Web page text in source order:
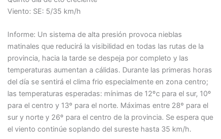
Viento: SE: 5/35 km/h
Informe: Un sistema de alta presión provoca nieblas
matinales que reducirá la visibilidad en todas las rutas de la
provincia, hacia la tarde se despeja por completo y las
temperaturas aumentan a cálidas. Durante las primeras horas
del día se sentirá el clima frio especialmente en zona centro;
las temperaturas esperadas: mínimas de 12ºc para el sur, 10º
para el centro y 13º para el norte. Máximas entre 28º para el
sur y norte y 26º para el centro de la provincia. Se espera que
el viento continúe soplando del sureste hasta 35 km/h.